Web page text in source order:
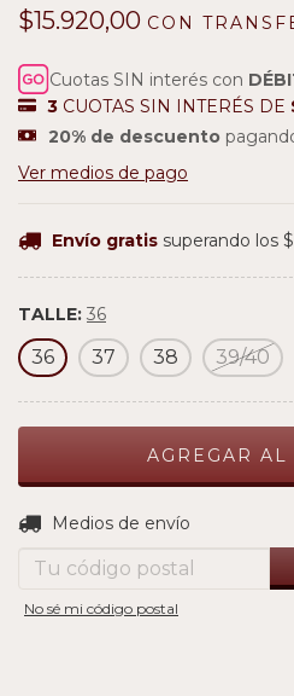
$15.920,00 CON
Cuotas SIN interés con
3 CUOTAS SIN INTERÉS DE
20% de descuento
Ver medios de pago
Envío gratis superando los
TALLE: 36
36 37 38 39/40
Entregas para el CP:
Medios de envío
No sé mi código postal